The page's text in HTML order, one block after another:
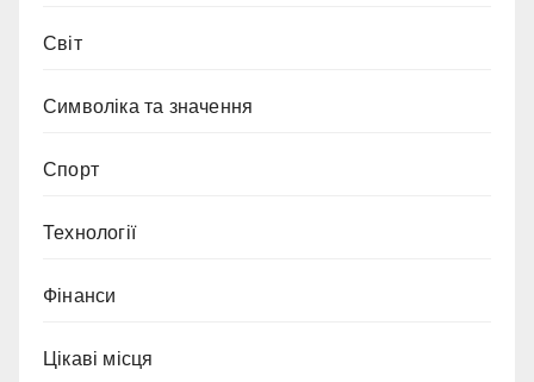
Світ
Символіка та значення
Спорт
Технології
Фінанси
Цікаві місця